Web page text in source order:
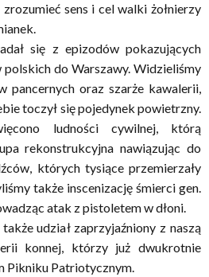
sens i cel walki żołnierzy
się z epizodów pokazujących
polskich do Warszawy. Widzieliśmy
pancernych oraz szarże kawalerii,
toczył się pojedynek powietrzny.
ludności cywilnej, którą
rekonstrukcyjna nawiązując do
których tysiące przemierzały
także inscenizację śmierci gen.
atak z pistoletem w dłoni.
udział zaprzyjaźniony z naszą
konnej, którzy już dwukrotnie
Pikniku Patriotycznym.